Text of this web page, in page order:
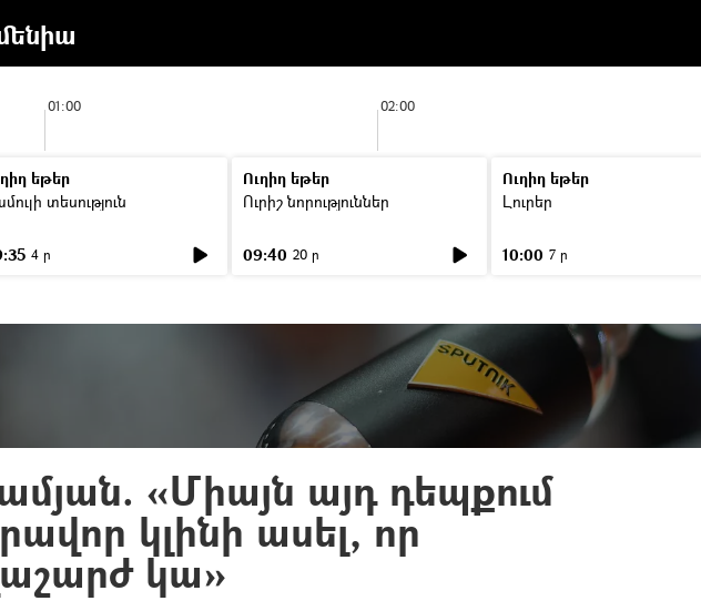
01:00 02:00
եթեր
տեսություն
4 ր
Ուղիղ եթեր
Ուրիշ նորություններ
09:40 20 ր
Ուղիղ եթեր
Լուրեր
10:00 7 ր
«Միայն այդ դեպքում
կլինի ասել, որ
կա»